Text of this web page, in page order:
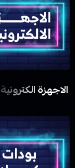
الاجهزة الكترونية